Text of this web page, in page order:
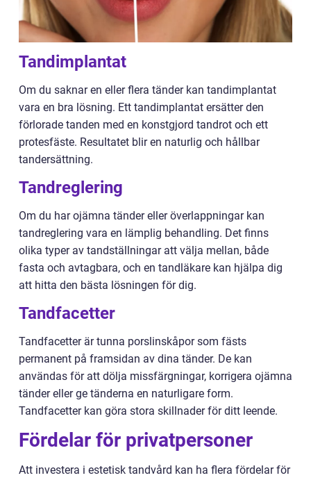
Tandimplantat
Om du saknar en eller flera tänder kan tandimplantat
vara en bra lösning. Ett tandimplantat ersätter den
förlorade tanden med en konstgjord tandrot och ett
protesfäste. Resultatet blir en naturlig och hållbar
tandersättning.
Tandreglering
Om du har ojämna tänder eller överlappningar kan
tandreglering vara en lämplig behandling. Det finns
olika typer av tandställningar att välja mellan, både
fasta och avtagbara, och en tandläkare kan hjälpa dig
att hitta den bästa lösningen för dig.
Tandfacetter
Tandfacetter är tunna porslinskåpor som fästs
permanent på framsidan av dina tänder. De kan
användas för att dölja missfärgningar, korrigera ojämna
tänder eller ge tänderna en naturligare form.
Tandfacetter kan göra stora skillnader för ditt leende.
Fördelar för privatpersoner
Att investera i estetisk tandvård kan ha flera fördelar för